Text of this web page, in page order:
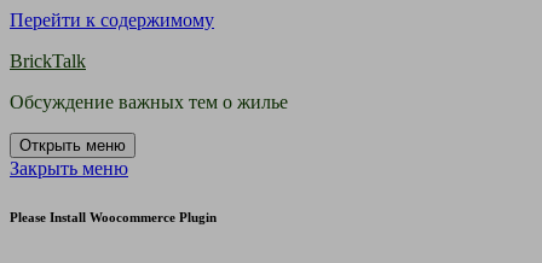
Перейти к содержимому
BrickTalk
Обсуждение важных тем о жилье
Открыть меню
Закрыть меню
Please Install Woocommerce Plugin